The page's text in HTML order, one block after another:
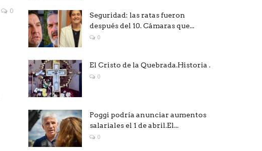
0
Seguridad: las ratas fueron
después del 10. Cámaras que...
0
El Cristo de la Quebrada.Historia .
0
Poggi podría anunciar aumentos
salariales el 1 de abril.El...
0